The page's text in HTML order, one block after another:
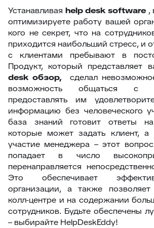
Устанавливая help desk software ,
оптимизируете работу вашей
кого не секрет, что на
приходится наибольший стресс, и
с клиентами пребывают в
Продукт, который представляет
desk обзор,
сделал
возможность общаться с
предоставлять им
информацию без человеческого
база знаний готовит ответы
которые может задать клиент, а
участие менеджера – этот
попадает в число
перенаправляется
Это обеспечивает
организации, а также
колл-центре и на содержании
сотрудников. Будьте обеспечены
– выбирайте HelpDeskEddy!